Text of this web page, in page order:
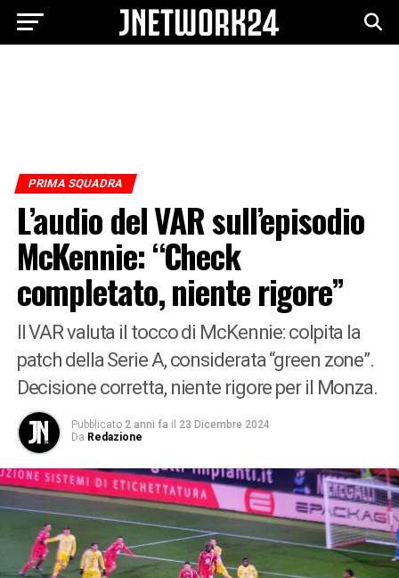
PRIMA SQUADRA
L’audio del VAR sull’episodio
McKennie: “Check
completato, niente rigore”
Il VAR valuta il tocco di McKennie: colpita la
patch della Serie A, considerata “green zone”.
Decisione corretta, niente rigore per il Monza.
Pubblicato 2 anni fa il 23 Dicembre 2024
Da Redazione